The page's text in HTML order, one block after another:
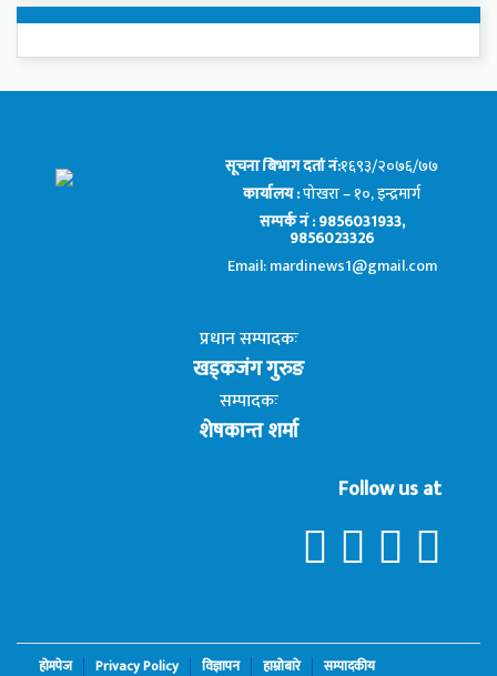
सूचना बिभाग दर्ता नं:१६९३/२०७६/७७
कार्यालय :पोखरा – १०, इन्द्रमार्ग
सम्पर्क नं : 9856031933,
9856023326
Email: mardinews1@gmail.com
प्रधान सम्पादकः
खड्कजंग गुरुङ
सम्पादकः
शेषकान्त शर्मा
Follow us at
होमपेज Privacy Policy विज्ञापन हाम्रोबारे सम्पादकीय